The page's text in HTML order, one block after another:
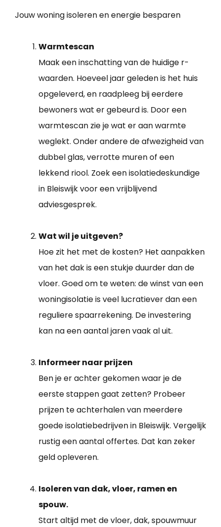
Jouw woning isoleren en energie besparen
Warmtescan
Maak een inschatting van de huidige r-
waarden. Hoeveel jaar geleden is het huis
opgeleverd, en raadpleeg bij eerdere
bewoners wat er gebeurd is. Door een
warmtescan zie je wat er aan warmte
weglekt. Onder andere de afwezigheid van
dubbel glas, verrotte muren of een
lekkend riool. Zoek een isolatiedeskundige
in Bleiswijk voor een vrijblijvend
adviesgesprek.
Wat wil je uitgeven?
Hoe zit het met de kosten? Het aanpakken
van het dak is een stukje duurder dan de
vloer. Goed om te weten: de winst van een
woningisolatie is veel lucratiever dan een
reguliere spaarrekening. De investering
kan na een aantal jaren vaak al uit.
Informeer naar prijzen
Ben je er achter gekomen waar je de
eerste stappen gaat zetten? Probeer
prijzen te achterhalen van meerdere
goede isolatiebedrijven in Bleiswijk. Vergelijk
rustig een aantal offertes. Dat kan zeker
geld opleveren.
Isoleren van dak, vloer, ramen en
spouw.
Start altijd met de vloer, dak, spouwmuur